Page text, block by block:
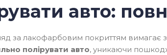
авто:
за лакофарбовим покриттям вимагає
полірувати авто, уникаючи